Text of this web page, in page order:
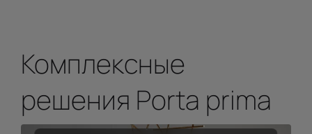
Комплексные
решения Porta prima